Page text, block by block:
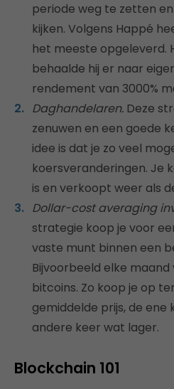
periode weg te zetten
kijken. Volgens Happé
het meeste opgeleverd.
behaalde hij er naar
rendement van 3000%
Daghandelaren. Deze
zenuwen en een goede
idee is dat je zo veel
koersveranderingen. Je
is en verkoopt weer als
Dollar-cost averaging
strategie koop je voor
vaste munt binnen een
Bijvoorbeeld elke maand
bitcoins. Zo koop je op
gemiddelde prijs, de ene
andere keer wat lager.
Blockchain 101